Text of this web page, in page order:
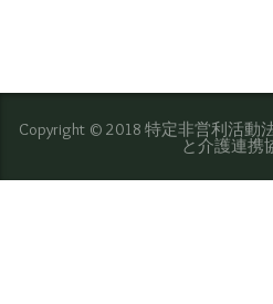
Copyright © 2018 特定非営利活動
と介護連携